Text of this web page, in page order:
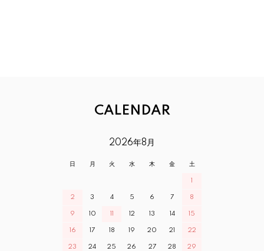
CALENDAR
2026年8月
日 月 火 水 木 金 土
1
2 3 4 5 6 7 8
9 10 11 12 13 14 15
16 17 18 19 20 21 22
23 24 25 26 27 28 29